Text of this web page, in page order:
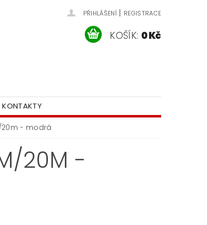
PŘIHLÁŠENÍ | REGISTRACE
KOŠÍK: 0 Kč
KONTAKTY
- modrá
20M -